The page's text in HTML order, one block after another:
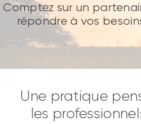
Comptez sur un
répondre à vos
Une pratique
les